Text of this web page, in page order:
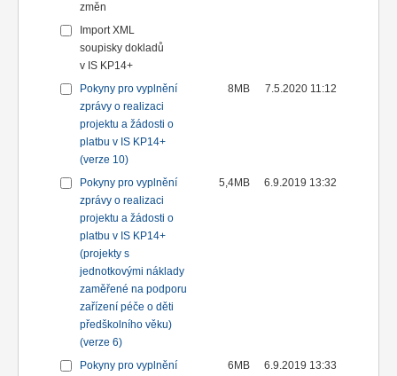
změn
Import XML
soupisky dokladů
v IS KP14+
Pokyny pro vyplnění
zprávy o realizaci
projektu a žádosti o
platbu v IS KP14+
(verze 10)
8MB 7.5.2020 11:12
Pokyny pro vyplnění
zprávy o realizaci
projektu a žádosti o
platbu v IS KP14+
(projekty s
jednotkovými náklady
zaměřené na podporu
zařízení péče o děti
předškolního věku)
(verze 6)
5,4MB 6.9.2019 13:32
Pokyny pro vyplnění
6MB 6.9.2019 13:33